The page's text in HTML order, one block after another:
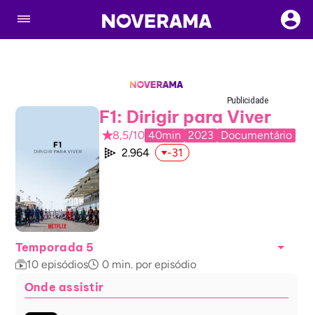
Publicidade
F1: Dirigir para Viver
8,5/10 40min 2023
Documentário
2.964
-31
Temporada 5
10 episódios 0 min. por episódio
Onde assistir